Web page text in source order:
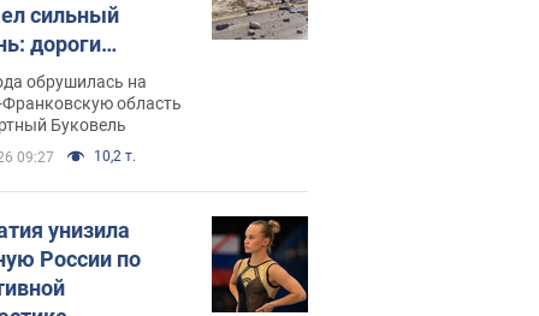
сильный
дороги
в реки.
обрушилась на
область
Буковель
09:27 10,2 т.
унизила
России по